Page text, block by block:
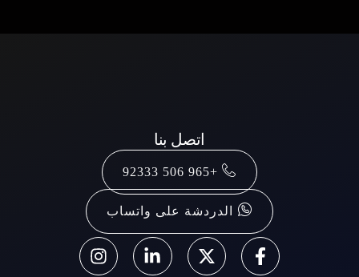
اتصل بنا
+965 506 92333
الدردشة على واتساب